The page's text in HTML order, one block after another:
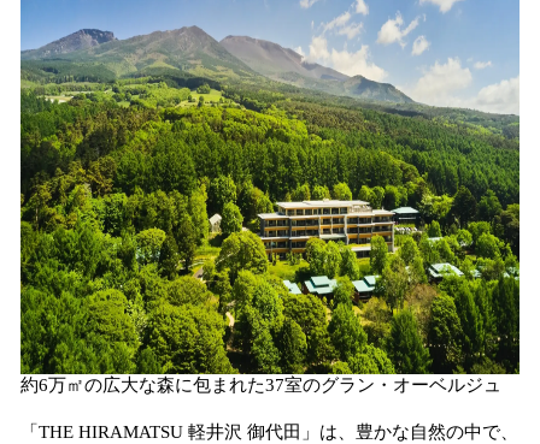
約6万㎡の広大な森に包まれた37室のグラン・オーベルジュ
「THE HIRAMATSU 軽井沢 御代田」は、豊かな自然の中で、